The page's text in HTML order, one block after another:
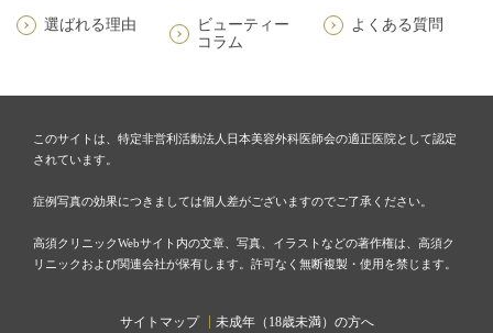
選ばれる理由
ビューティー
コラム
よくある質問
このサイトは、特定非営利活動法人日本美容外科医師会の適正医院として認定
されています。
症例写真の効果につきましては個人差がございますのでご了承ください。
高須クリニックWebサイト内の文章、写真、イラストなどの著作権は、高須ク
リニックおよび関連会社が保有します。許可なく無断複製・使用を禁じます。
サイトマップ
未成年（18歳未満）の方へ